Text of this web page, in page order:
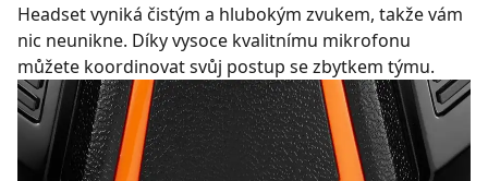
Headset vyniká čistým a hlubokým zvukem, takže vám
nic neunikne. Díky vysoce kvalitnímu mikrofonu
můžete koordinovat svůj postup se zbytkem týmu.